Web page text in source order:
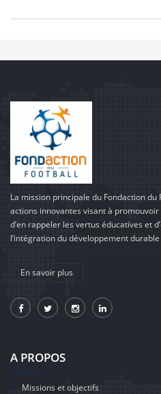
La mission principale du Fondaction
actions innovantes visant à
d’en rappeler les vertus éducatives et
l’intégration du développement
En savoir plus
A PROPOS
Missions et objectifs